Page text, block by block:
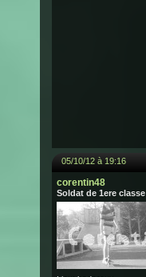
05/10/12 à 19:16
corentin48
Soldat de 1ere classe